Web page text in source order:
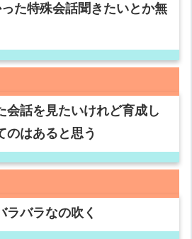
た特殊会話聞きたいとか無
会話を見たいけれど育成し
のはあると思う
ラバラなの吹く